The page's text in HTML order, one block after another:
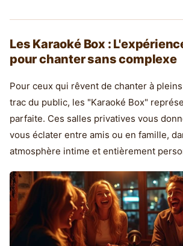
Les Karaoké Box :
pour chanter sans complexe
Pour ceux qui rêvent de chanter à
trac du public, les "Karaoké Box"
parfaite. Ces salles privatives vous
vous éclater entre amis ou en famille,
atmosphère intime et entièrement